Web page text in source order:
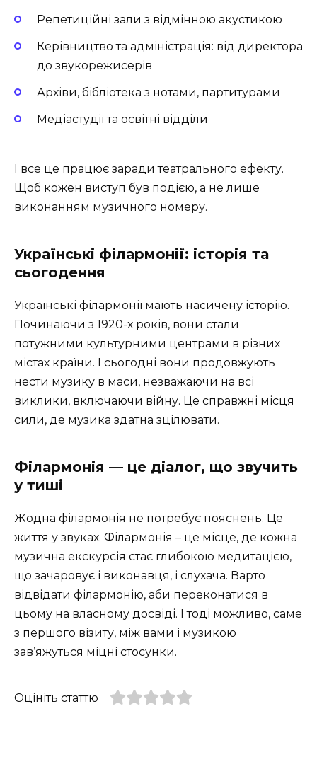
Репетиційні зали з відмінною акустикою
Керівництво та адміністрація: від директора
до звукорежисерів
Архіви, бібліотека з нотами, партитурами
Медіастудії та освітні відділи
І все це працює заради театрального ефекту.
Щоб кожен виступ був подією, а не лише
виконанням музичного номеру.
Українські філармонії: історія та
сьогодення
Українські філармонії мають насичену історію.
Починаючи з 1920-х років, вони стали
потужними культурними центрами в різних
містах країни. І сьогодні вони продовжують
нести музику в маси, незважаючи на всі
виклики, включаючи війну. Це справжні місця
сили, де музика здатна зцілювати.
Філармонія — це діалог, що звучить
у тиші
Жодна філармонія не потребує пояснень. Це
життя у звуках. Філармонія – це місце, де кожна
музична екскурсія стає глибокою медитацією,
що зачаровує і виконавця, і слухача. Варто
відвідати філармонію, аби переконатися в
цьому на власному досвіді. І тоді можливо, саме
з першого візиту, між вами і музикою
зав’яжуться міцні стосунки.
Оцініть статтю